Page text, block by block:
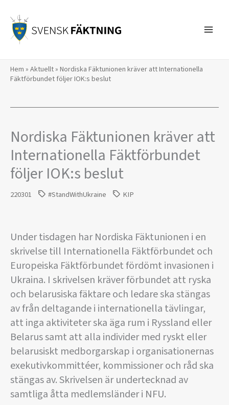
innehåll
Hem » Aktuellt» Nordiska Fäktunionen kräver att Internationella
Fäktförbundet följer IOK:s beslut
Nordiska Fäktunionen kräver att
Internationella Fäktförbundet
följer IOK:s beslut
220301 #StandWithUkraine KIP
Under tisdagen har Nordiska Fäktunionen i en
skrivelse till Internationella Fäktförbundet och
Europeiska Fäktförbundet fördömt invasionen i
Ukraina. I skrivelsen kräver förbundet att ryska
och belarusiska fäktare och ledare ska stängas
av från deltagande i internationella tävlingar,
att inga aktiviteter ska äga rum i Ryssland eller
Belarus samt att alla individer med ryskt eller
belarusiskt medborgarskap i organisationernas
exekutivkommittéer, kommissioner och råd ska
stängas av. Skrivelsen är undertecknad av
samtliga åtta medlemsländer i NFU.